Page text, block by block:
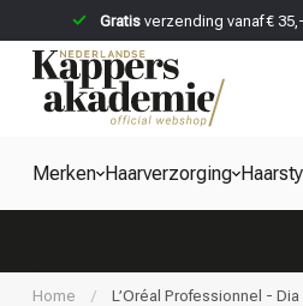
Gratisverzending vanaf €
Merken Haarverzorging
Home / L’Oréal Professionnel -